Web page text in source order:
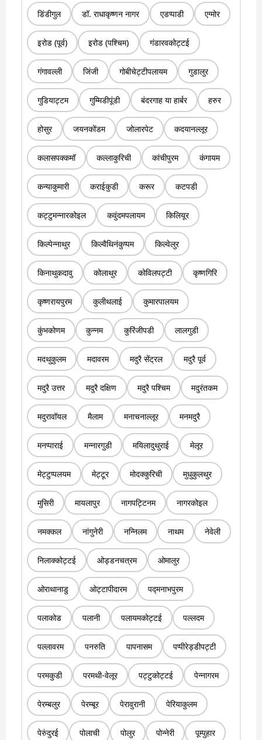
डिंडीगुल डॉ. राधाकृष्णन नागर एडप्पाडी एग्मोर
इरोड (पूर्व) इरोड (पश्चिम) गंडारवकोट्टई
गंगावल्ली जिंजी गोबीचेट्टीपलायम गुडालुर
गुडियाट्टम गुम्मिडीपूंडी बंदरगाह या हार्बर हरुर
होसुर जयनकोंडम जोलारपेट कदयानल्लूर
कलासपक्कमॉ कल्लाकुरिची कांचीपुरम कंगायम
कन्याकुमारी कराईकुडी करूर कटपडी
कट्टुमन्नारकोइल कवुंदमपलायम किलियूर
किल्पेन्नाथुर किल्वैथिनंकुप्पम किल्वेलुर
किनाथुकदावु कोलाथुर कोविलपट्टी कृष्णगिरि
कृष्णरायपुरम कुलीथलाई कुमारपालयम
कुंभकोणम कुन्नम कुरिंजीपडी लालगुडी
मदथुकुलम मदावरम मदुरै सेंट्रल मदुरै पूर्व
मदुरै उत्तर मदुरै दक्षिण मदुरै पश्चिम मदुरंतकम
मदुरावॉयल मैलाम मनाचनाल्लूर मनमदुरै
मनप्पाराई मन्नारगुडी मयिलादुथुराई मेलूर
मेट्टुप्पलयम मेट्टूर मोदक्कुरिची मुधुकुलथुर
मुसिरी मायलापुर नागपट्टिनम नागरकोइल
नमक्कल नांगुनेरी नन्निलम नाथम नेवेली
निलाक्कोट्टई ओड्डनचत्रम ओमालुर
ओराथानाडु ओट्टापीदारम पद्मनाभपुरम
पलाकोड पलानी पलायमकोट्टई पल्लदम
पल्लावरम पनरुति पापनासम पप्पीरेड्डीपट्टी
परमकुडी परमथी-वेलूर पट्टुकोट्टई पेन्नागरम
पेरम्बलुर पेरम्बूर पेरावुरानी पेरियाकुलम
पेरुंदुरई पोलाची पोलुर पोन्नेरी पूम्पुहार